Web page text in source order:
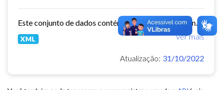
Este conjunto de dados contém informações dos Pontos de controle dos ônibus de Fortaleza.
Ver mais
XML
Atualização: 31/10/2022